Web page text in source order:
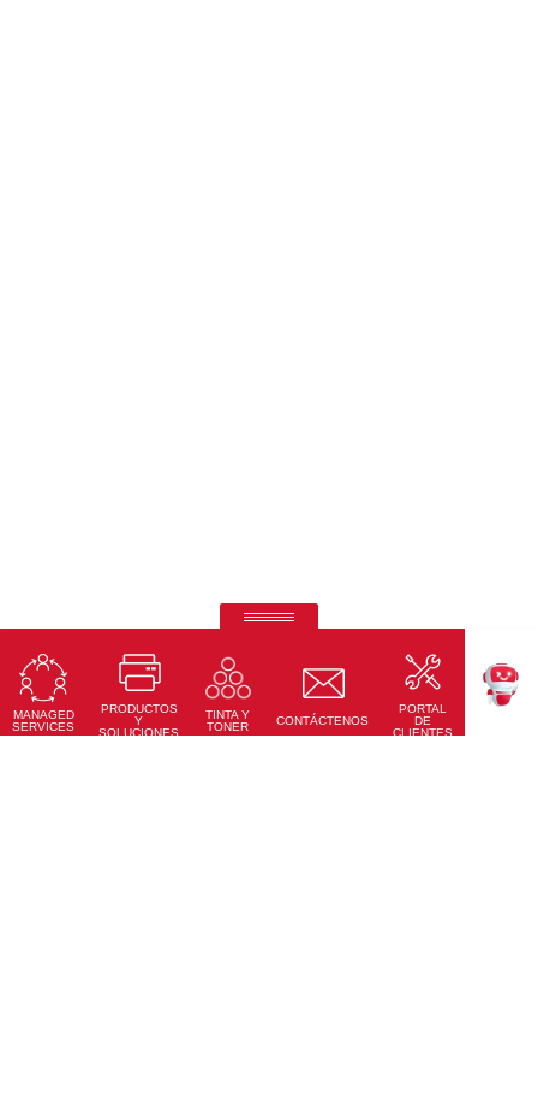
MANAGED
SERVICES
PRODUCTOS
Y
SOLUCIONES
TINTA Y
TONER
CONTÁCTENOS
PORTAL
DE
CLIENTES
RICOH Pro Z75
Prensa Digital de Inyección de Tinta en Hoja
Conoce Más